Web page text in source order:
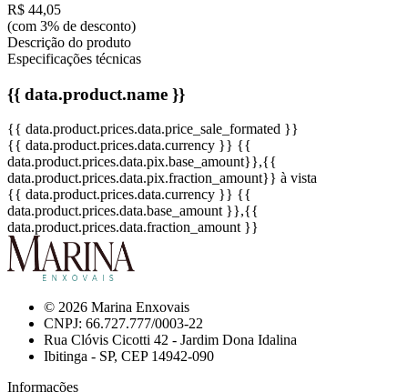
R$ 44,05
(com 3% de desconto)
Descrição do produto
Especificações técnicas
{{ data.product.name }}
{{ data.product.prices.data.price_sale_formated }}
{{ data.product.prices.data.currency }} {{
data.product.prices.data.pix.base_amount}},{{
data.product.prices.data.pix.fraction_amount}} à vista
{{ data.product.prices.data.currency }} {{
data.product.prices.data.base_amount }},{{
data.product.prices.data.fraction_amount }}
© 2026 Marina Enxovais
CNPJ: 66.727.777/0003-22
Rua Clóvis Cicotti 42 - Jardim Dona Idalina
Ibitinga - SP, CEP 14942-090
Informações